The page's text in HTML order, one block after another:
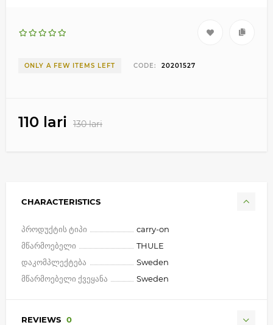
ONLY A FEW ITEMS LEFT CODE: 20201527
110 lari 130 lari
CHARACTERISTICS
პროდუქტის ტიპი
carry-on
მწარმოებელი
THULE
დაკომპლექტება
Sweden
მწარმოებელი ქვეყანა
Sweden
REVIEWS 0